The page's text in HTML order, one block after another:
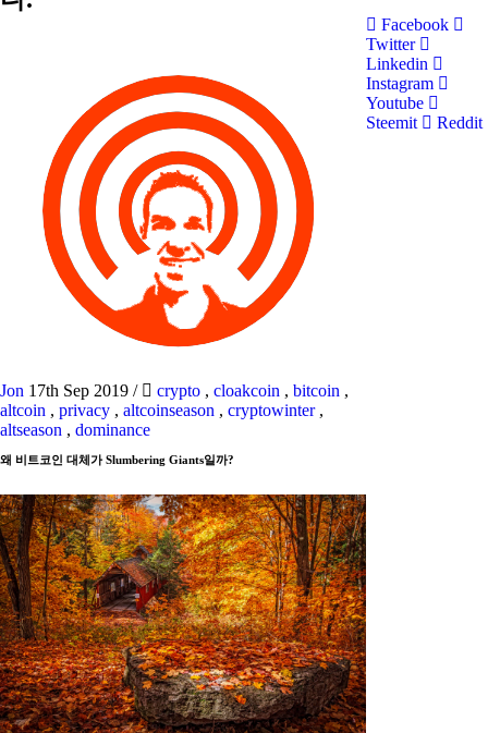
Jon 17th Sep 2019 / crypto , cloakcoin , bitcoin ,
altcoin , privacy , altcoinseason , cryptowinter,
altseason , dominance
왜 비트코인 대체가 Slumbering Giants일까?
Facebook
Twitter
Linkedin
Instagram
Youtube
Steemit
Reddit